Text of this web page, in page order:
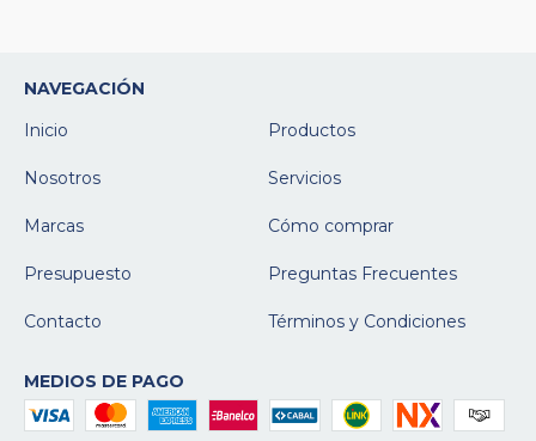
NAVEGACIÓN
Inicio
Productos
Nosotros Servicios
Marcas Cómo comprar
Presupuesto Preguntas Frecuentes
Contacto Términos y Condiciones
MEDIOS DE PAGO